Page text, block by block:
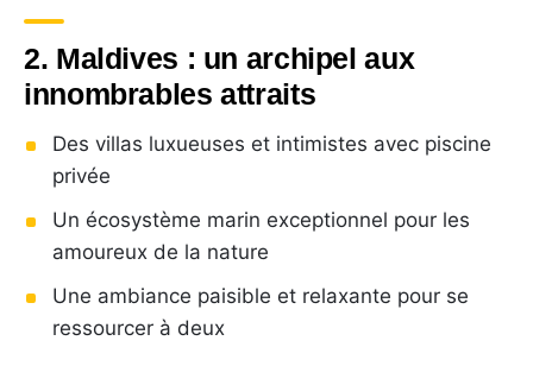
2. Maldives : un archipel aux
innombrables attraits
Des villas luxueuses et intimistes avec piscine
privée
Un écosystème marin exceptionnel pour les
amoureux de la nature
Une ambiance paisible et relaxante pour se
ressourcer à deux